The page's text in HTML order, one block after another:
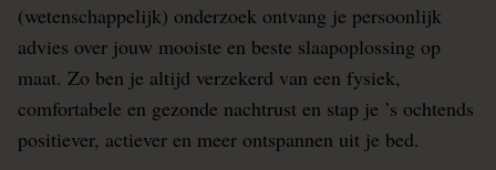
(wetenschappelijk) onderzoek ontvang je persoonlijk
advies over jouw mooiste en beste slaapoplossing op
maat. Zo ben je altijd verzekerd van een fysiek,
comfortabele en gezonde nachtrust en stap je ’s ochtends
positiever, actiever en meer ontspannen uit je bed.